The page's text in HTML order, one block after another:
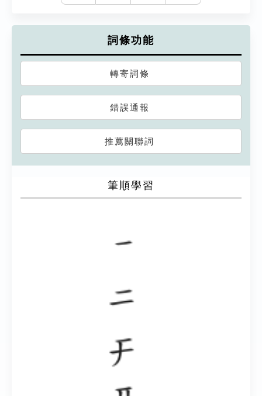
詞條功能
轉寄詞條
錯誤通報
推薦關聯詞
筆順學習